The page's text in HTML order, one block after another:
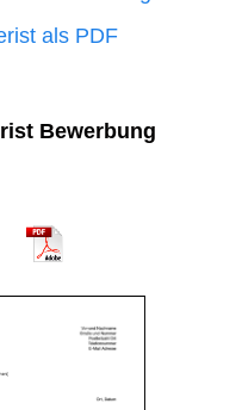
als PDF
Bewerbung